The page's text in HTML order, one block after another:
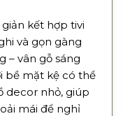
giản kết hợp tivi
và gọn gàng
– vân gỗ sáng
bề mặt kệ có thể
decor nhỏ, giúp
mái để nghỉ